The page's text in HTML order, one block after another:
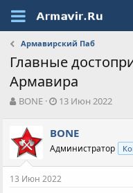
Армавирский Паб
Главные
Армавира
А
о
р
т
е
BONE
Д
а
н
ч
13 Июн 2022
BONE
Администратор
13 Июн 2022